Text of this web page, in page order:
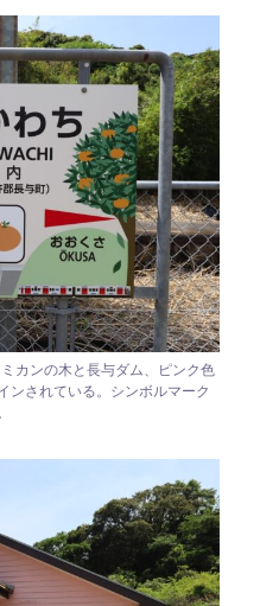
カンの木と長与ダム、ピンク色
ンされている。シンボルマーク